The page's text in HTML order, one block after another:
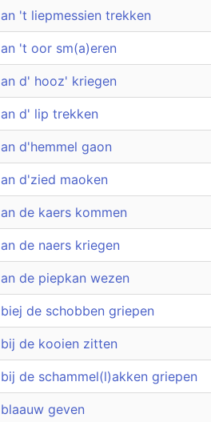
an 't liepmessien trekken
an 't oor sm(a)eren
an d' hooz' kriegen
an d' lip trekken
an d'hemmel gaon
an d'zied maoken
an de kaers kommen
an de naers kriegen
an de piepkan wezen
biej de schobben griepen
bij de kooien zitten
bij de schammel(l)akken griepen
blaauw geven